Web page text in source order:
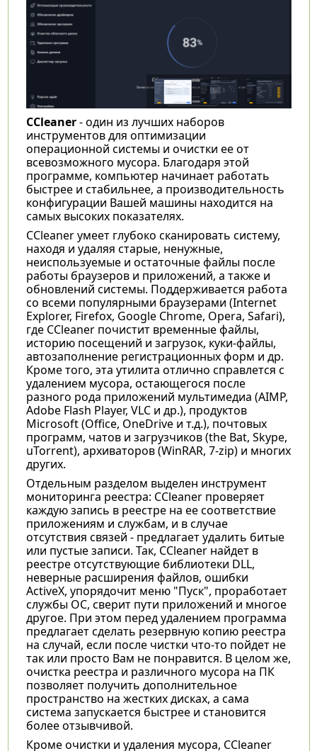
CCleaner- один из лучших наборов
инструментов для оптимизации
операционной системы и очистки ее от
всевозможного мусора. Благодаря этой
программе, компьютер начинает работать
быстрее и стабильнее, а производительность
конфигурации Вашей машины находится на
самых высоких показателях.
CCleaner умеет глубоко сканировать систему,
находя и удаляя старые, ненужные,
неиспользуемые и остаточные файлы после
работы браузеров и приложений, а также и
обновлений системы. Поддерживается работа
со всеми популярными браузерами (Internet
Explorer, Firefox, Google Chrome, Opera, Safari),
где CCleaner почистит временные файлы,
историю посещений и загрузок, куки-файлы,
автозаполнение регистрационных форм и др.
Кроме того, эта утилита отлично справлется с
удалением мусора, остающегося после
разного рода приложений мультимедиа (AIMP,
Adobe Flash Player, VLC и др.), продуктов
Microsoft (Office, OneDrive и т.д.), почтовых
программ, чатов и загрузчиков (the Bat, Skype,
uTorrent), архиваторов (WinRAR, 7-zip) и многих
других.
Отдельным разделом выделен инструмент
мониторинга реестра: CCleaner проверяет
каждую запись в реестре на ее соответствие
приложениям и службам, и в случае
отсутствия связей - предлагает удалить битые
или пустые записи. Так, CCleaner найдет в
реестре отсутствующие библиотеки DLL,
неверные расширения файлов, ошибки
ActiveX, упорядочит меню "Пуск", проработает
службы ОС, сверит пути приложений и многое
другое. При этом перед удалением программа
предлагает сделать резервную копию реестра
на случай, если после чистки что-то пойдет не
так или просто Вам не понравится. В целом же,
очистка реестра и различного мусора на ПК
позволяет получить дополнительное
пространство на жестких дисках, а сама
система запускается быстрее и становится
более отзывчивой.
Кроме очистки и удаления мусора, CCleaner